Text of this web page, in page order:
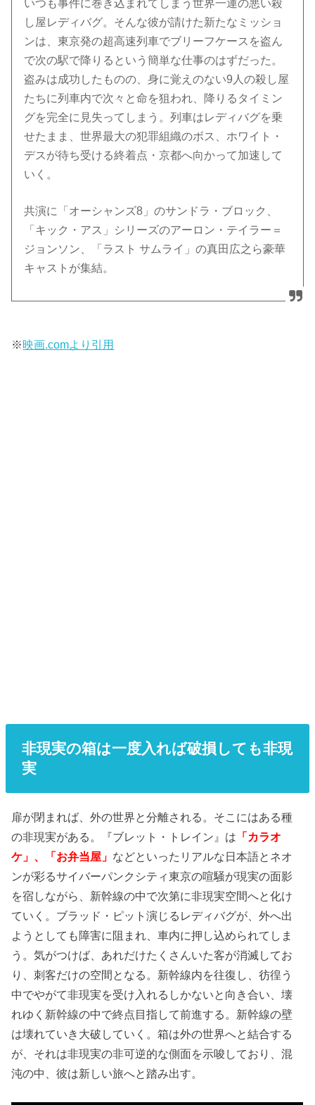
いつも事件に巻き込まれてしまう世界一運の悪い殺
し屋レディバグ。そんな彼が請けた新たなミッショ
ンは、東京発の超高速列車でブリーフケースを盗ん
で次の駅で降りるという簡単な仕事のはずだった。
盗みは成功したものの、身に覚えのない9人の殺し屋
たちに列車内で次々と命を狙われ、降りるタイミン
グを完全に見失ってしまう。列車はレディバグを乗
せたまま、世界最大の犯罪組織のボス、ホワイト・
デスが待ち受ける終着点・京都へ向かって加速して
いく。
共演に「オーシャンズ8」のサンドラ・ブロック、
「キック・アス」シリーズのアーロン・テイラー＝
ジョンソン、「ラスト サムライ」の真田広之ら豪華
キャストが集結。
※映画.comより引用
非現実の箱は一度入れば破損しても非現
実
扉が閉まれば、外の世界と分離される。そこにはある種
の非現実がある。『ブレット・トレイン』は 「カラオ
ケ」、「お弁当屋」 などといったリアルな日本語とネオ
ンが彩るサイバーパンクシティ東京の喧騒が現実の面影
を宿しながら、新幹線の中で次第に非現実空間へと化け
ていく。ブラッド・ピット演じるレディバグが、外へ出
ようとしても障害に阻まれ、車内に押し込められてしま
う。気がつけば、あれだけたくさんいた客が消滅してお
り、刺客だけの空間となる。新幹線内を往復し、彷徨う
中でやがて非現実を受け入れるしかないと向き合い、壊
れゆく新幹線の中で終点目指して前進する。新幹線の壁
は壊れていき大破していく。箱は外の世界へと結合する
が、それは非現実の非可逆的な側面を示唆しており、混
沌の中、彼は新しい旅へと踏み出す。